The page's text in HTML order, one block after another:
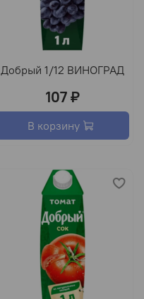
Добрый 1/12 ВИНОГРАД
107 ₽
В корзину